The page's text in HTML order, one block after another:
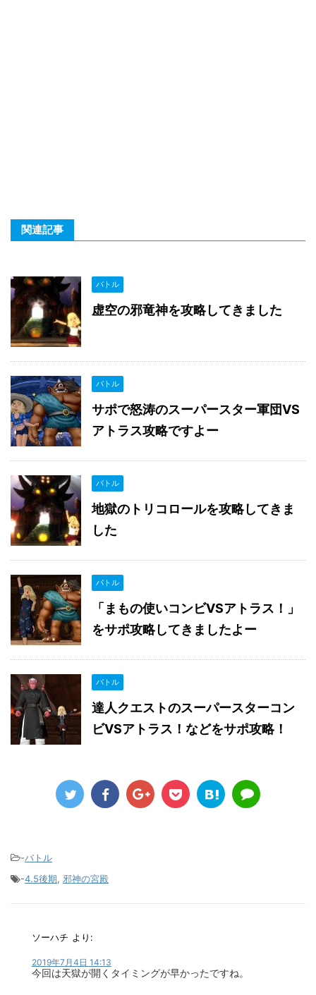
関連記事
バトル
虚空の邪竜神を攻略してきました
バトル
サポで怒涛のスーパースター軍団VS
アトラス攻略ですよー
バトル
地獄のトリコロールを攻略してきま
した
バトル
「まもの使いコンビVSアトラス！」
をサポ攻略してきましたよー
バトル
達人クエストのスーパースターコン
ビVSアトラス！などをサポ攻略！
-バトル
-4.5後期, 邪神の宮殿
ソーハチ より:
2019年7月4日 14:13
今回は天獄が開くタイミングが早かったですね。